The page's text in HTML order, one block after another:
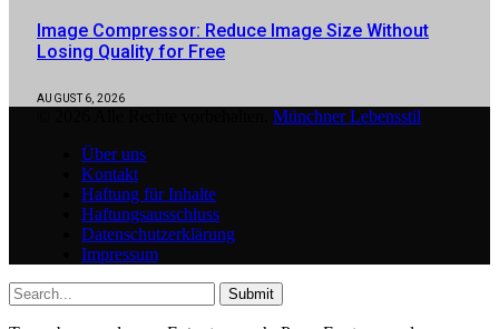
Image Compressor: Reduce Image Size Without
Losing Quality for Free
AUGUST 6, 2026
Münchner Lebensstil
Über uns
Kontakt
Haftung für Inhalte
Haftungsausschluss
Datenschutzerklärung
Impressum
Submit